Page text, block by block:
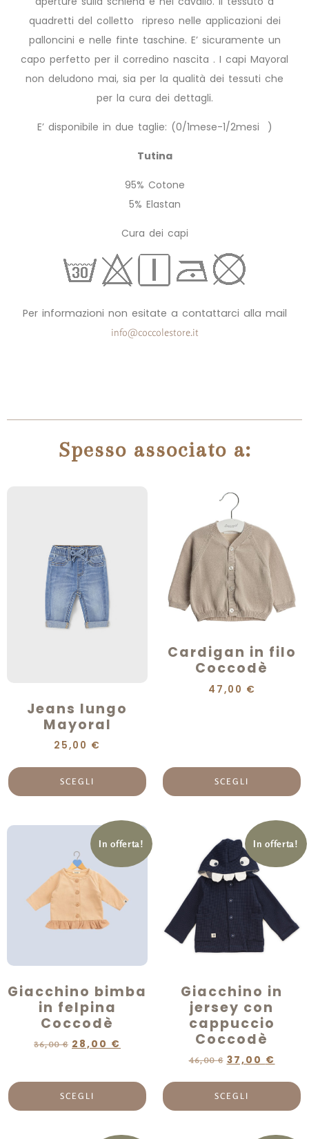
quadretti del colletto ripreso nelle applicazioni dei
palloncini e nelle finte taschine. E’ sicuramente un
capo perfetto per il corredino nascita . I capi Mayoral
non deludono mai, sia per la qualità dei tessuti che
per la cura dei dettagli.
E’ disponibile in due taglie: (0/1mese-1/2mesi )
Tutina
95% Cotone
5% Elastan
Cura dei capi
Per informazioni non esitate a contattarci alla mail
info@coccolestore.it
Spesso associato a:
Jeans lungo
Mayoral
25,00 €
SCEGLI
Cardigan in filo
Coccodè
47,00 €
SCEGLI
In offerta!
Giacchino bimba
in felpina
Coccodè
36,00€ 28,00 €
SCEGLI
In offerta!
Giacchino in
jersey con
cappuccio
Coccodè
46,00€ 37,00 €
SCEGLI